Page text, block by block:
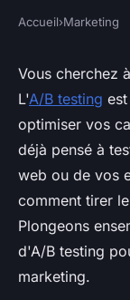
Les
testing
Emy•18 février
Accueil›Marketing
Vous cherchez
L'A/B testing
optimiser vos
déjà pensé à
web ou de vos
comment tirer
Plongeons
d'A/B testing
marketing.